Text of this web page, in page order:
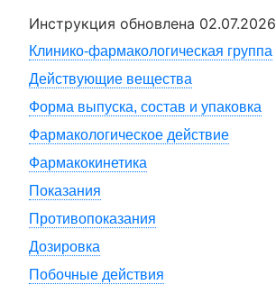
Инструкция обновлена 02.07.2026
Клинико-фармакологическая группа
Действующие вещества
Форма выпуска, состав и упаковка
Фармакологическое действие
Фармакокинетика
Показания
Противопоказания
Дозировка
Побочные действия